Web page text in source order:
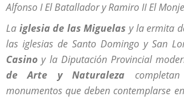
Alfonso I El Batallador y Ramiro II El
La iglesia de las Miguelas y la ermita
las iglesias de Santo Domingo y San
Casino y la Diputación Provincial
de Arte y Naturaleza
monumentos que deben contemplarse